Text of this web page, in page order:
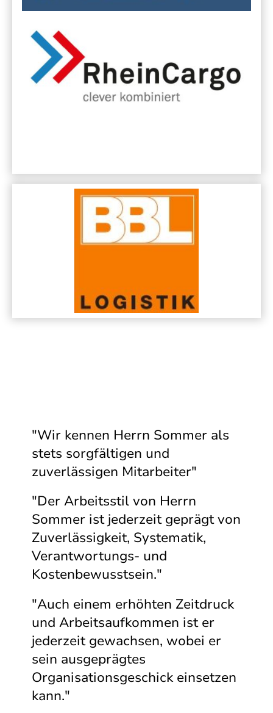
"Wir kennen Herrn Sommer als
stets sorgfältigen und
zuverlässigen Mitarbeiter"
"Der Arbeitsstil von Herrn
Sommer ist jederzeit geprägt von
Zuverlässigkeit, Systematik,
Verantwortungs- und
Kostenbewusstsein."
"Auch einem erhöhten Zeitdruck
und Arbeitsaufkommen ist er
jederzeit gewachsen, wobei er
sein ausgeprägtes
Organisationsgeschick einsetzen
kann."